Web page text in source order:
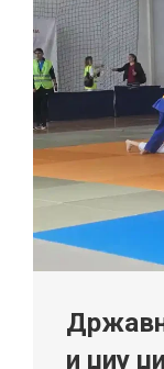
и џиу